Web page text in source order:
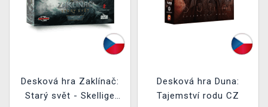
Desková hra Zaklínač:
Starý svět - Skellige
Desková hra Duna:
Tajemství rodu CZ